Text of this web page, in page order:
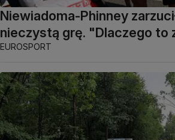
Niewiadoma-Phinney
nieczystą grę. "Dlaczego to
EUROSPORT